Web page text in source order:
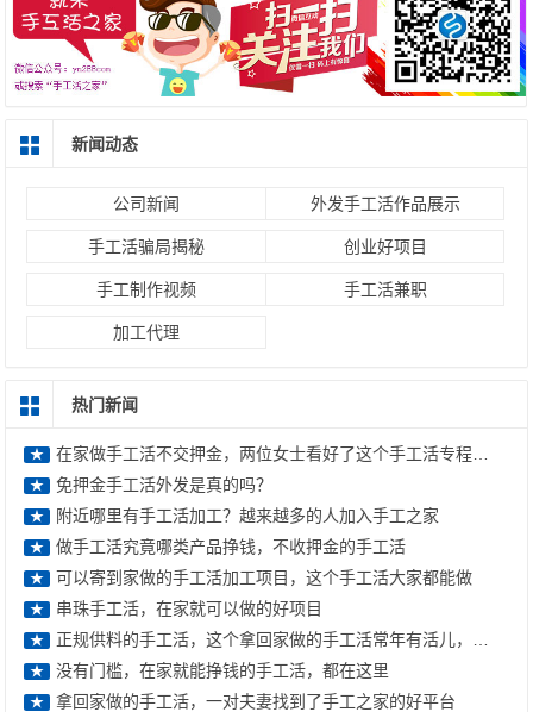
新闻动态
公司新闻 外发手工活作品展示
手工活骗局揭秘 创业好项目
手工制作视频 手工活兼职
加工代理
热门新闻
★ 在家做手工活不交押金，两位女士看好了这个手工活专程来考察
★ 免押金手工活外发是真的吗？
★ 附近哪里有手工活加工？越来越多的人加入手工之家
★ 做手工活究竟哪类产品挣钱，不收押金的手工活
★ 可以寄到家做的手工活加工项目，这个手工活大家都能做
★ 串珠手工活，在家就可以做的好项目
★ 正规供料的手工活，这个拿回家做的手工活常年有活儿，包邮到家
★ 没有门槛，在家就能挣钱的手工活，都在这里
★ 拿回家做的手工活，一对夫妻找到了手工之家的好平台